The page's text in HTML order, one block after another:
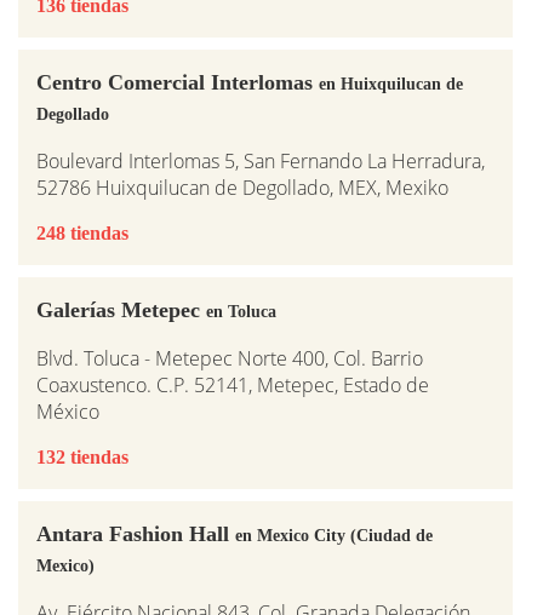
136 tiendas
Centro Comercial Interlomas en Huixquilucan de
Degollado
Boulevard Interlomas 5, San Fernando La Herradura,
52786 Huixquilucan de Degollado, MEX, Mexiko
248 tiendas
Galerías Metepec en Toluca
Blvd. Toluca - Metepec Norte 400, Col. Barrio
Coaxustenco. C.P. 52141, Metepec, Estado de
México
132 tiendas
Antara Fashion Hall en Mexico City (Ciudad de
Mexico)